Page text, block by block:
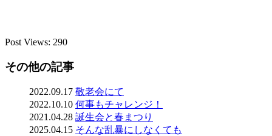
Post Views: 290
その他の記事
2022.09.17 敬老会にて
2022.10.10 何事もチャレンジ！
2021.04.28 誕生会と春まつり
2025.04.15 そんな乱暴にしなくても